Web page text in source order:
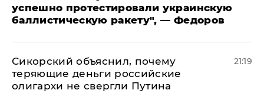
успешно протестировали украинскую
баллистическую ракету", — Федоров
Сикорский объяснил, почему
теряющие деньги российские
олигархи не свергли Путина
21:19